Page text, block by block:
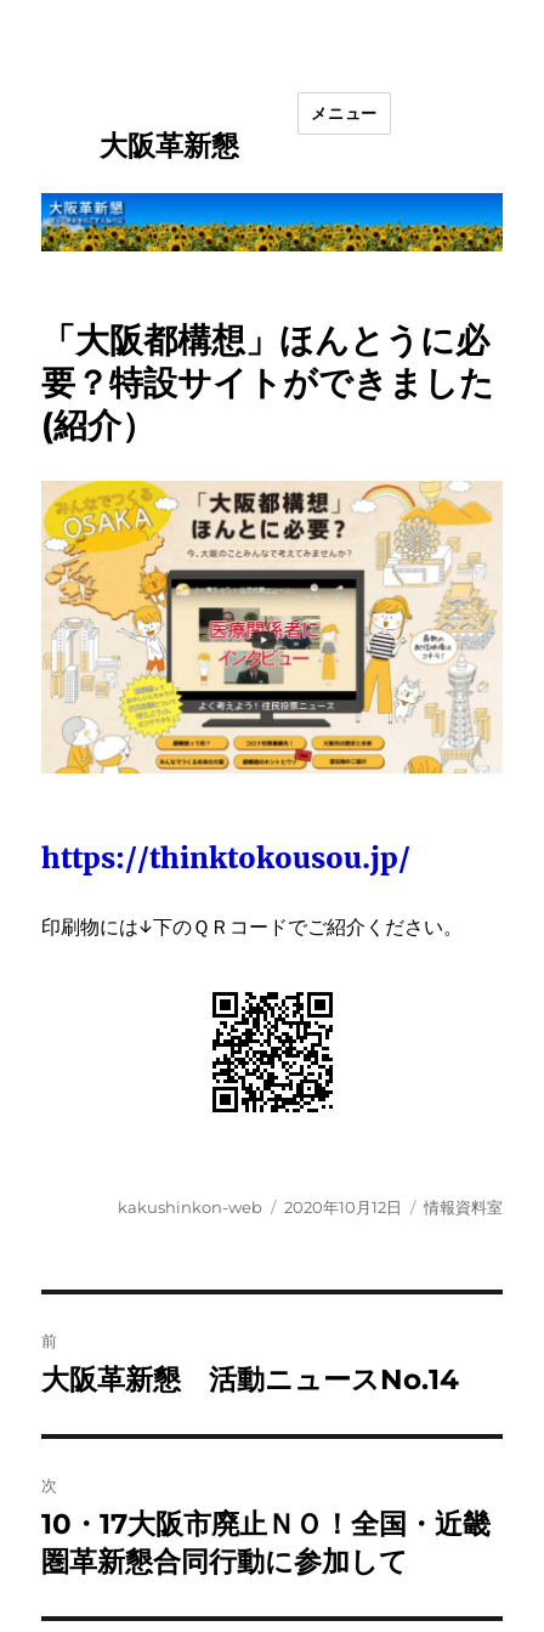
大阪革新懇
メニュー
「大阪都構想」ほんとうに必
要？特設サイトができました
(紹介）
https://thinktokousou.jp/
印刷物には↓下のＱＲコードでご紹介ください。
投
kakushinkon-web
投
2020年10月12日
カ
情報資料室
稿
ビ
ゲ
ー
シ
前
前
投
稿:
大阪革新懇 活動ニュースNo.14
次
次
の
稿:
10・17大阪市廃止ＮＯ！全国・近畿
圏革新懇合同行動に参加して